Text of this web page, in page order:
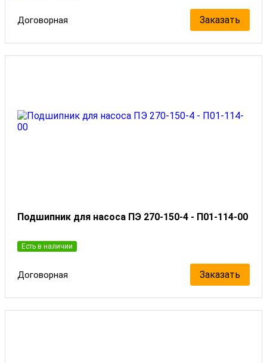
Договорная Заказать
Подшипник для насоса ПЭ 270-150-4 - П01-114-00
Есть в наличии
Договорная Заказать